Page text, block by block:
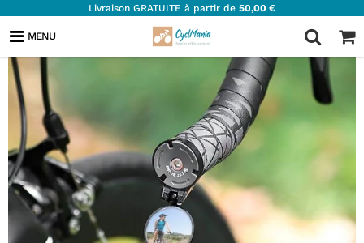
Livraison GRATUITE à partir de 50,00 €
MENU